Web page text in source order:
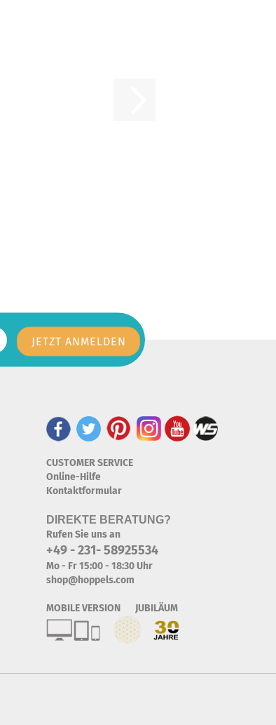
CUSTOMER SERVICE
Online-Hilfe
Kontaktformular
DIREKTE BERATUNG?
Rufen Sie uns an
+49 - 231- 58925534
Mo - Fr 15:00 - 18:30 Uhr
shop@hoppels.com
MOBILE VERSION JUBILÄUM